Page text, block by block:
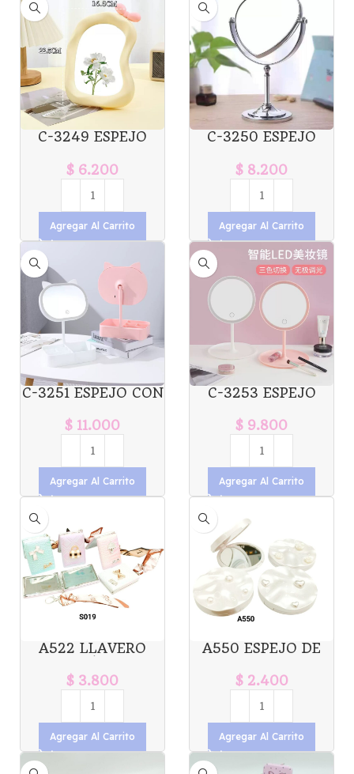
C-3249 ESPEJO
MOÑO X1U.
$ 6.200
Agregar Al Carrito
C-3250 ESPEJO
GIRATORIO X1U.
$ 8.200
Agregar Al Carrito
C-3251 ESPEJO CON
ALAJERO GATO
X1U.
$ 11.000
Agregar Al Carrito
C-3253 ESPEJO
X1U.
$ 9.800
Agregar Al Carrito
A522 LLAVERO
X1U.
$ 3.800
Agregar Al Carrito
A550 ESPEJO DE
X1U.
$2.400
Agregar Al Carrito